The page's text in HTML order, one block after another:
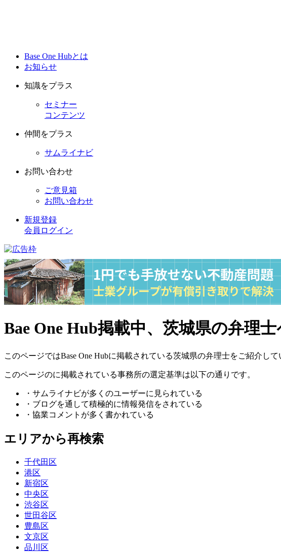
Base One Hubとは
お知らせ
知識をプラス
セミナー
コンテンツ
仲間をプラス
サムライナビ
お問い合わせ
ご意見箱
お問い合わせ
新規登録
会員ログイン
Bae One Hub掲載中、茨城県の弁理
このページではBase One Hubに掲載されている茨城県の弁理士をご紹介して
このページのに掲載されている事務所の選定基準は以下の通りです。
・サムライナビが多くのユーザーに見られている
・ブログを通して積極的に情報発信をされている
・協業コメントが多く書かれている
エリアから再検索
千代田区
港区
新宿区
中央区
渋谷区
世田谷区
豊島区
文京区
品川区